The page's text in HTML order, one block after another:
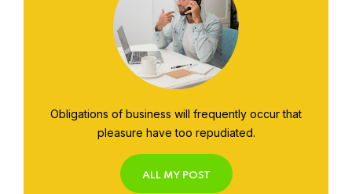
Obligations of business will frequently occur that
pleasure have too repudiated.
ALL MY POST